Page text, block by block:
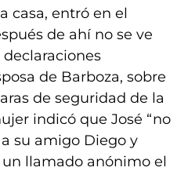
casa, entró en el
de ahí no se ve
declaraciones
de Barboza, sobre
de seguridad de la
indicó que José “no
su amigo Diego y
llamado anónimo el